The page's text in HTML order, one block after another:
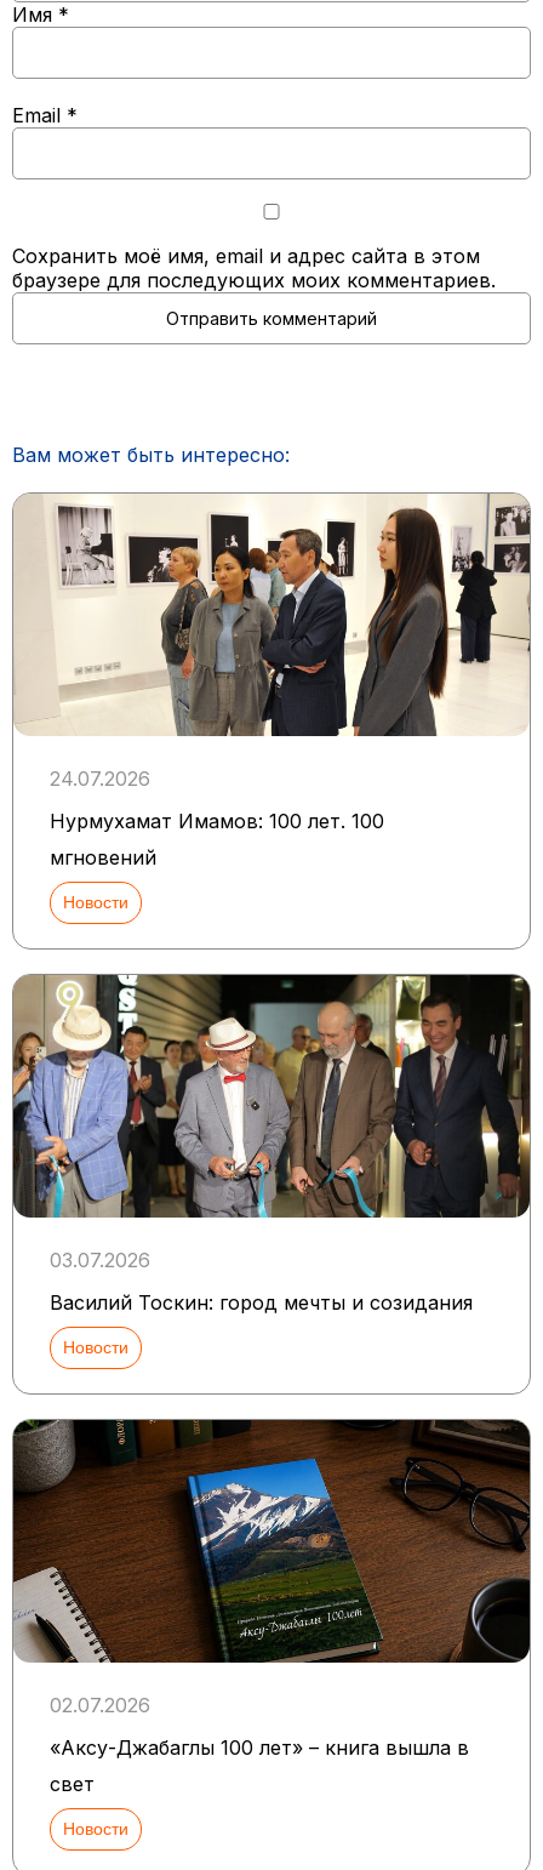
Имя *
Email *
Сохранить моё имя, email и адрес сайта в этом
браузере для последующих моих комментариев.
Вам может быть интересно:
24.07.2026
Нурмухамат Имамов: 100 лет. 100
мгновений
Новости
03.07.2026
Василий Тоскин: город мечты и созидания
Новости
02.07.2026
«Аксу-Джабаглы 100 лет» – книга вышла в
свет
Новости